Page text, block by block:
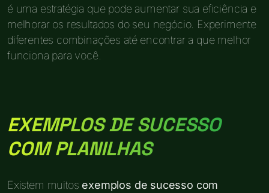
é uma estratégia que pode aumentar sua eficiência e
melhorar os resultados do seu negócio. Experimente
diferentes combinações até encontrar a que melhor
funciona para você.
EXEMPLOS DE SUCESSO
COM PLANILHAS
Existem muitos exemplos de sucesso com